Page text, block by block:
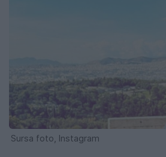
Sursa foto, Instagram